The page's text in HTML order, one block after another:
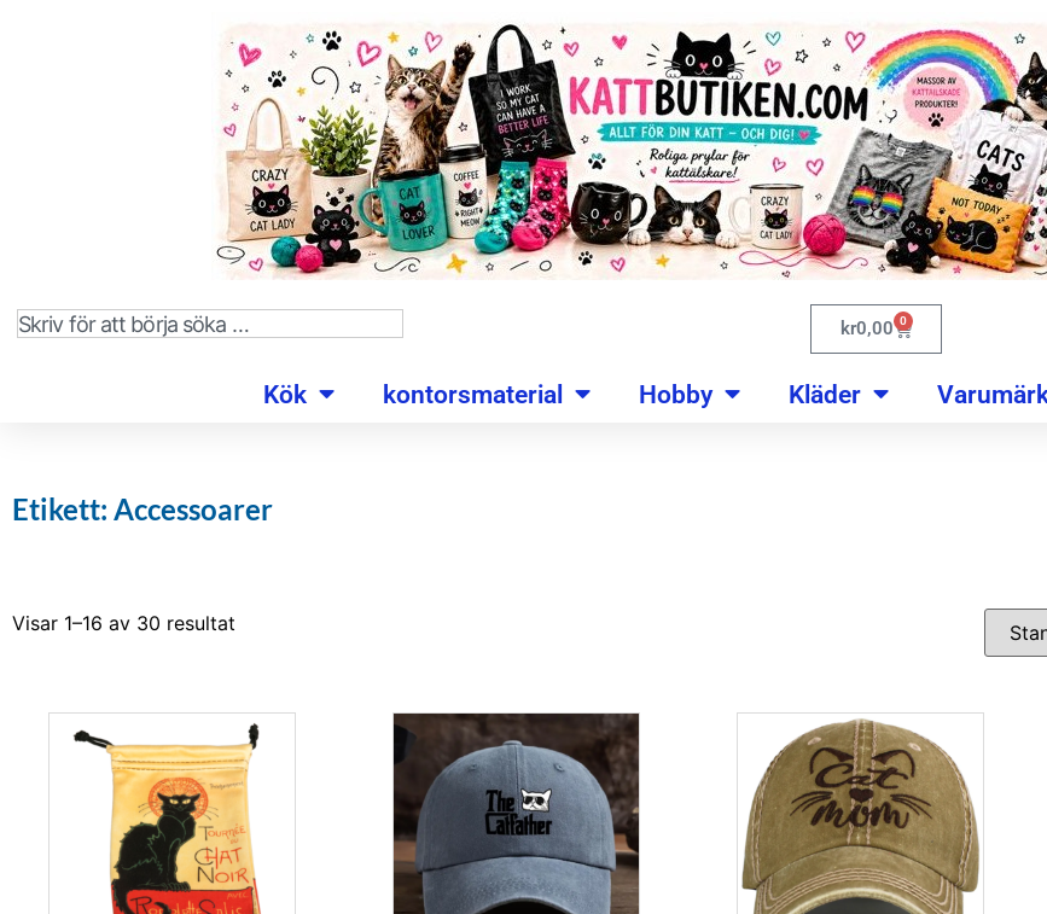
kr0,00 0
Kök kontorsmaterial Hobby Kläder
Etikett: Accessoarer
Visar 1–16 av 30 resultat